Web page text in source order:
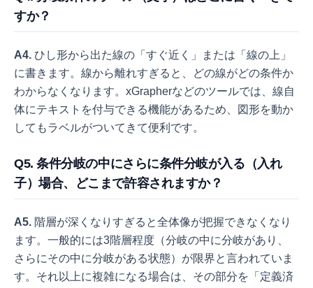
すか？
A4. ひし形から出た線の「すぐ近く」または「線の上」
に書きます。線から離れすぎると、どの線がどの条件か
わからなくなります。xGrapherなどのツールでは、線自
体にテキストを付与できる機能があるため、図形を動か
してもラベルがついてきて便利です。
Q5. 条件分岐の中にさらに条件分岐が入る（入れ
子）場合、どこまで許容されますか？
A5. 階層が深くなりすぎると全体像が把握できなくなり
ます。一般的には3階層程度（分岐の中に分岐があり、
さらにその中に分岐がある状態）が限界と言われていま
す。それ以上に複雑になる場合は、その部分を「定義済